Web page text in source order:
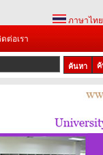
ภาษาไทย
ต่อเรา
ค้